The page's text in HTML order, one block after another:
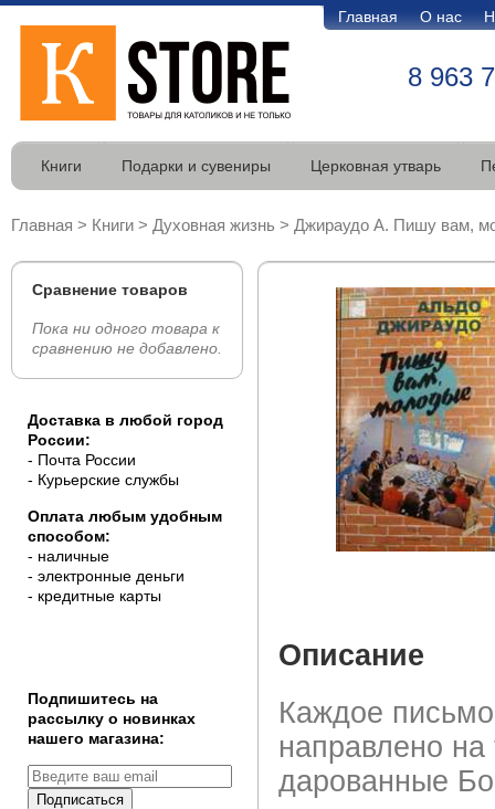
Главная О нас
8 963
Книги Подарки и сувениры Церковная утварь
Главная > Книги > Духовная жизнь > Джираудо А. Пишу вам,
Описание
Каждое
направлено
дарованные
Сравнение товаров
Пока ни одного товара к
сравнению не добавлено.
Доставка в любой город
России:
- Почта России
- Курьерские службы
Оплата любым удобным
способом:
- наличные
- электронные деньги
- кредитные карты
Подпишитесь на
рассылку о новинках
нашего магазина:
Подписаться